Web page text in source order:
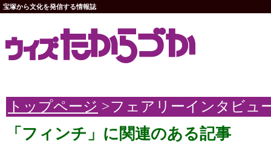
宝塚から文化を発信する情報誌
トップページ >フェアリーインタビュ
「フィンチ」に関連のある記事